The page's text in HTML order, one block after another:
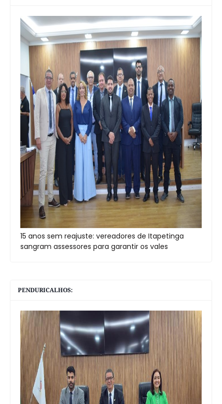
15 anos sem reajuste: vereadores de Itapetinga
sangram assessores para garantir os vales
PENDURICALHOS: